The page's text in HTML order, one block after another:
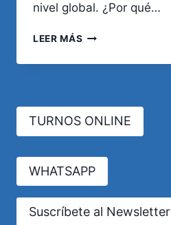
nivel global. ¿Por qué…
LEER MÁS DEJAR
FUMAR:
EL
PASO
MÁS
PARA
TURNOS ONLINE
WHATSAPP
Suscríbete al Newsletter